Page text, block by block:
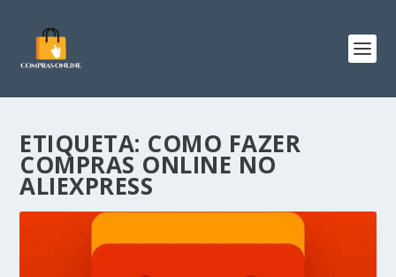
ETIQUETA: COMO FAZER
COMPRAS ONLINE NO
ALIEXPRESS